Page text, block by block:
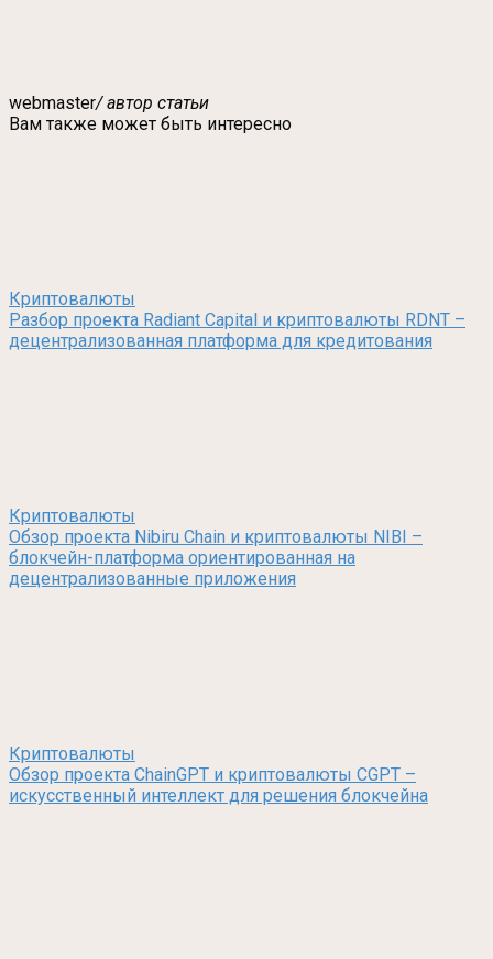
webmaster/ автор статьи
Вам также может быть интересно
Криптовалюты
Разбор проекта Radiant Capital и криптовалюты RDNT –
децентрализованная платформа для кредитования
Криптовалюты
Обзор проекта Nibiru Chain и криптовалюты NIBI –
блокчейн-платформа ориентированная на
децентрализованные приложения
Криптовалюты
Обзор проекта ChainGPT и криптовалюты CGPT –
искусственный интеллект для решения блокчейна